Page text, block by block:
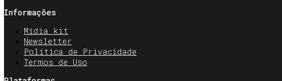
Informações
Mídia kit
Newsletter
Política de Privacidade
Termos de Uso